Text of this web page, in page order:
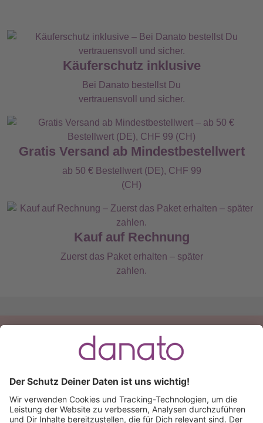
Käuferschutz inklusive
Bei Danato bestellst Du
vertrauensvoll und sicher.
Gratis Versand ab Mindestbestellwert
ab 50 € Bestellwert (DE), CHF 99
(CH)
Kauf auf Rechnung
Zuerst das Paket erhalten – später
zahlen.
Du hast eine Frage?
+49 (0) 511 51 56 0300
schreib uns eineE-Mail
Käuferschutz inklusive Kauf auf Rechnung